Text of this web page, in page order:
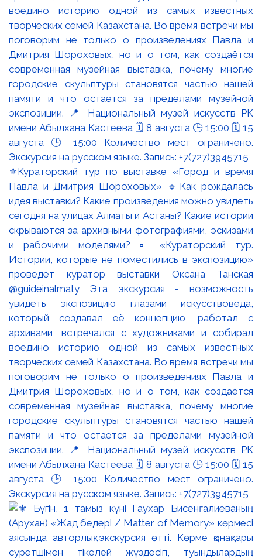
⚜️Кураторский тур по выставке «Город и время
Павла и Дмитрия Шороховых» 🔹Как рождалась
идея выставки? Какие произведения можно увидеть
сегодня на улицах Алматы и Астаны? Какие истории
скрываются за архивными фотографиями, эскизами
и рабочими моделями? ▫️ «Кураторский тур.
Истории, которые не поместились в экспозицию»
проведёт куратор выставки Оксана Танская
@guideinalmaty Эта экскурсия - возможность
увидеть экспозицию глазами искусствоведа,
который создавал её концепцию, работал с
архивами, встречался с художниками и собирал
воедино историю одной из самых известных
творческих семей Казахстана. Во время встречи мы
поговорим не только о произведениях Павла и
Дмитрия Шороховых, но и о том, как создаётся
современная музейная выставка, почему многие
городские скульптуры становятся частью нашей
памяти и что остаётся за пределами музейной
экспозиции. 📍 Национальный музей искусств РК
имени Абылхана Кастеева 🗓 8 августа 🕒 15:00 🗓 15
августа 🕒 15:00 Количество мест ограничено.
Экскурсия на русском языке. Запись: +7(727)3945715